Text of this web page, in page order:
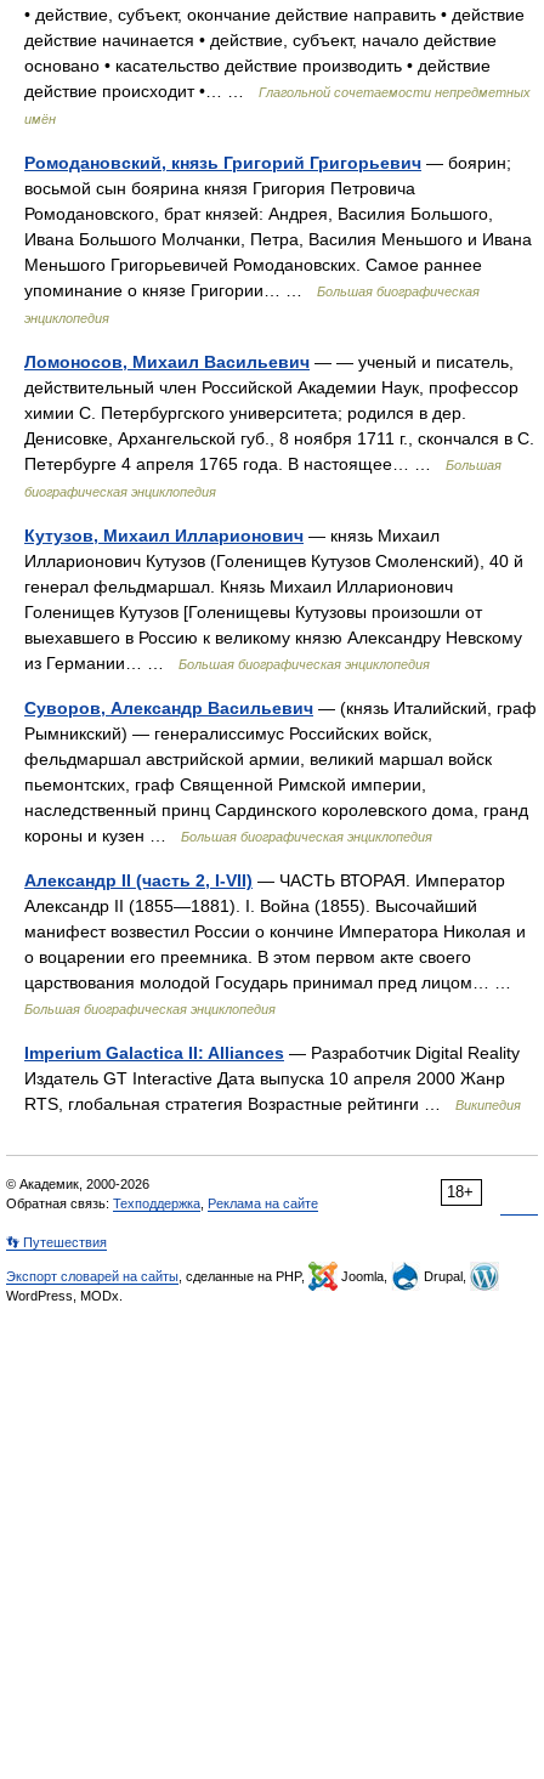
• действие, субъект, окончание действие направить • действие
действие начинается • действие, субъект, начало действие
основано • касательство действие производить • действие
действие происходит •… …
Глагольной сочетаемости непредметных
имён
Ромодановский, князь Григорий Григорьевич — боярин;
восьмой сын боярина князя Григория Петровича
Ромодановского, брат князей: Андрея, Василия Большого,
Ивана Большого Молчанки, Петра, Василия Меньшого и Ивана
Меньшого Григорьевичей Ромодановских. Самое раннее
упоминание о князе Григории… …
Большая биографическая
энциклопедия
Ломоносов, Михаил Васильевич — — ученый и писатель,
действительный член Российской Академии Наук, профессор
химии С. Петербургского университета; родился в дер.
Денисовке, Архангельской губ., 8 ноября 1711 г., скончался в С.
Петербурге 4 апреля 1765 года. В настоящее… …
Большая
биографическая энциклопедия
Кутузов, Михаил Илларионович — князь Михаил
Илларионович Кутузов (Голенищев Кутузов Смоленский), 40 й
генерал фельдмаршал. Князь Михаил Илларионович
Голенищев Кутузов [Голенищевы Кутузовы произошли от
выехавшего в Россию к великому князю Александру Невскому
из Германии… …
Большая биографическая энциклопедия
Суворов, Александр Васильевич — (князь Италийский, граф
Рымникский) — генералиссимус Российских войск,
фельдмаршал австрийской армии, великий маршал войск
пьемонтских, граф Священной Римской империи,
наследственный принц Сардинского королевского дома, гранд
короны и кузен …
Большая биографическая энциклопедия
Александр II (часть 2, I-VII) — ЧАСТЬ ВТОРАЯ. Император
Александр II (1855—1881). I. Война (1855). Высочайший
манифест возвестил России о кончине Императора Николая и
о воцарении его преемника. В этом первом акте своего
царствования молодой Государь принимал пред лицом… …
Большая биографическая энциклопедия
Imperium Galactica II: Alliances — Разработчик Digital Reality
Издатель GT Interactive Дата выпуска 10 апреля 2000 Жанр
RTS, глобальная стратегия Возрастные рейтинги …
Википедия
18+
© Академик, 2000-2026
Обратная связь: Техподдержка Реклама на сайте
👣 Путешествия
Экспорт словарей на сайты , сделанные на PHP, Joomla,
Drupal,
WordPress, MODx.